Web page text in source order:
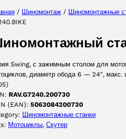
/ Шиномонтаж / Шиномонтажные
Swing, с зажимным столом для
диаметр обода 6 — 24″,
RAV.G7240.200730
(EAN): 5063084200730
Шиномонтажные станки
Мотоциклы, Скутер